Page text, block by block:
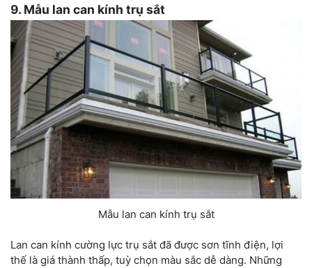
9. Mẫu lan can kính trụ sắt
Mẫu lan can kính trụ sắt
Lan can kính cường lực trụ sắt đã được sơn tĩnh điện, lợi
thế là giá thành thấp, tuỳ chọn màu sắc dễ dàng. Những